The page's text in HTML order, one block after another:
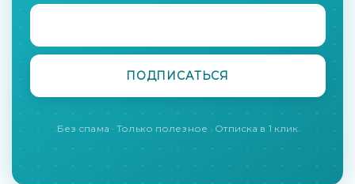
Без спама · Только полезное · Отписка в 1 клик